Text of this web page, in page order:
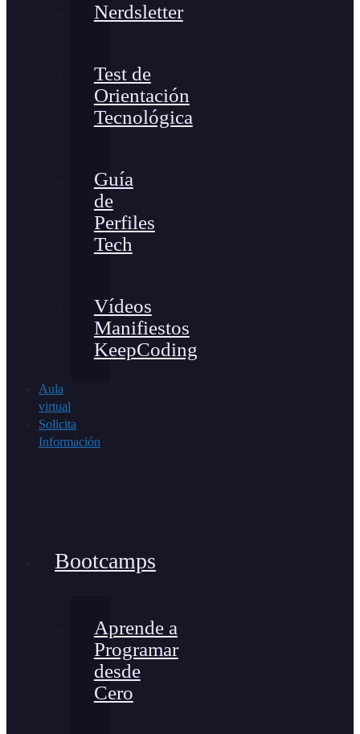
Nerdsletter
Test de
Orientación
Tecnológica
Guía
de
Perfiles
Tech
Vídeos
Manifiestos
KeepCoding
Aula
virtual
Solicita
Información
Bootcamps
Aprende a
Programar
desde
Cero